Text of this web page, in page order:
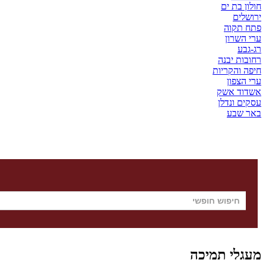
חולון בת ים
ירושלים
פתח תקוה
ערי השרון
רג-גבע
רחובות יבנה
חיפה והקריות
ערי הצפון
אשדוד אשק
עסקים ונדלן
באר שבע
מעגלי תמיכה